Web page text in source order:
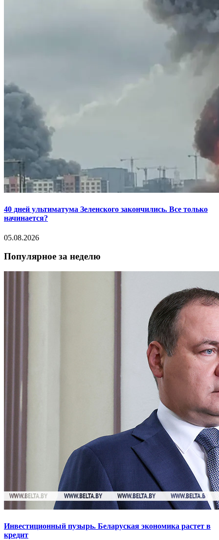
40 дней ультиматума Зеленского закончились. Все только
начинается?
05.08.2026
Популярное за неделю
Инвестиционный пузырь. Беларуская экономика растет в
кредит